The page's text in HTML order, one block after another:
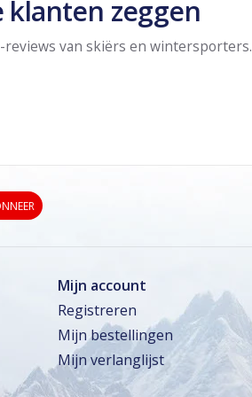
klanten zeggen
reviews van skiërs en wintersporters.
Mijn account
Registreren
Mijn bestellingen
Mijn verlanglijst